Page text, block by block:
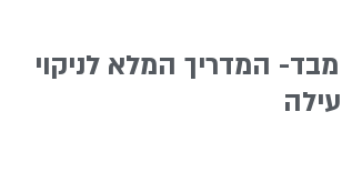
המדריך המלא לניקוי